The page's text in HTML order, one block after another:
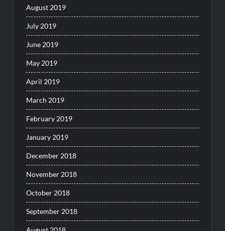
August 2019
July 2019
June 2019
May 2019
April 2019
March 2019
February 2019
January 2019
December 2018
November 2018
October 2018
September 2018